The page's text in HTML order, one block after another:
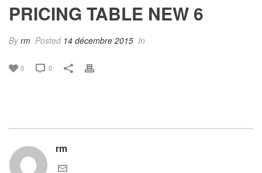
PRICING TABLE NEW 6
Byrm Posted 14 décembre 2015 In
0 0
rm